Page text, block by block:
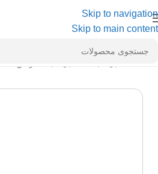
Skip to navigation
Skip to main content